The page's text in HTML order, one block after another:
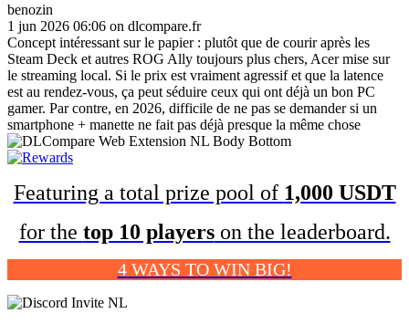
benozin
1 jun 2026 06:06 on dlcompare.fr
Concept intéressant sur le papier : plutôt que de courir après les
Steam Deck et autres ROG Ally toujours plus chers, Acer mise sur
le streaming local. Si le prix est vraiment agressif et que la latence
est au rendez-vous, ça peut séduire ceux qui ont déjà un bon PC
gamer. Par contre, en 2026, difficile de ne pas se demander si un
smartphone + manette ne fait pas déjà presque la même chose
Featuring a total prize pool of 1,000 USDT
for the top 10 playerson the leaderboard.
4 WAYS TO WIN BIG!